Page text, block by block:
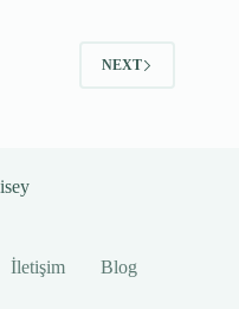
NEXT
İletişim
Blog